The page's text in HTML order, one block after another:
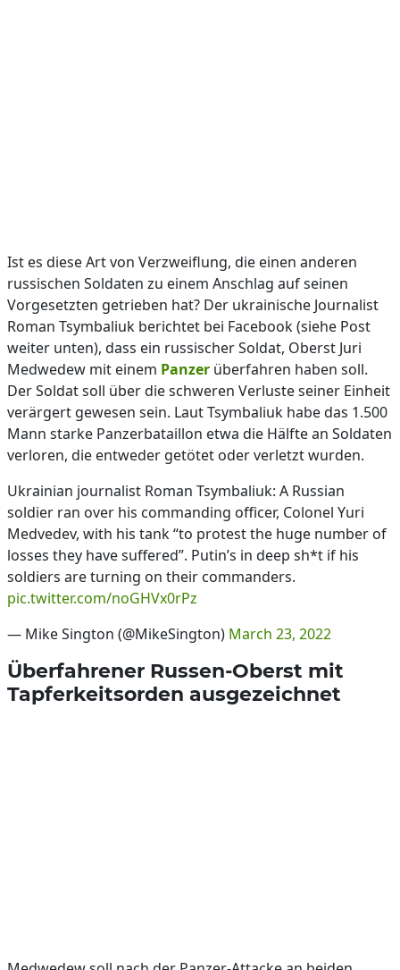
Ist es diese Art von Verzweiflung, die einen anderen
russischen Soldaten zu einem Anschlag auf seinen
Vorgesetzten getrieben hat? Der ukrainische Journalist
Roman Tsymbaliuk berichtet bei Facebook (siehe Post
weiter unten), dass ein russischer Soldat, Oberst Juri
Medwedew mit einem Panzer überfahren haben soll.
Der Soldat soll über die schweren Verluste seiner Einheit
verärgert gewesen sein. Laut Tsymbaliuk habe das 1.500
Mann starke Panzerbataillon etwa die Hälfte an Soldaten
verloren, die entweder getötet oder verletzt wurden.
Ukrainian journalist Roman Tsymbaliuk: A Russian
soldier ran over his commanding officer, Colonel Yuri
Medvedev, with his tank “to protest the huge number of
losses they have suffered”. Putin’s in deep sh*t if his
soldiers are turning on their commanders.
pic.twitter.com/noGHVx0rPz
— Mike Sington (@MikeSington) March 23, 2022
Überfahrener Russen-Oberst mit
Tapferkeitsorden ausgezeichnet